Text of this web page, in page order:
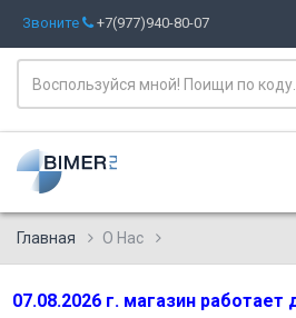
Звоните +7(977)940-80-07
Главная О Нас
07.08.2026 г. магазин